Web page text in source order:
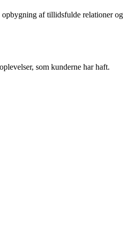
opbygning af tillidsfulde relationer og
som kunderne har haft.